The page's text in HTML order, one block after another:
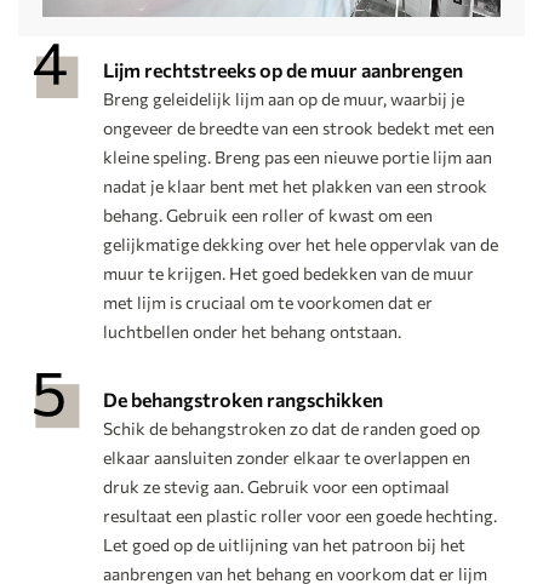
Lijm rechtstreeks op de muur aanbrengen
Breng geleidelijk lijm aan op de muur, waarbij je
ongeveer de breedte van een strook bedekt met een
kleine speling. Breng pas een nieuwe portie lijm aan
nadat je klaar bent met het plakken van een strook
behang. Gebruik een roller of kwast om een
gelijkmatige dekking over het hele oppervlak van de
muur te krijgen. Het goed bedekken van de muur
met lijm is cruciaal om te voorkomen dat er
luchtbellen onder het behang ontstaan.
De behangstroken rangschikken
Schik de behangstroken zo dat de randen goed op
elkaar aansluiten zonder elkaar te overlappen en
druk ze stevig aan. Gebruik voor een optimaal
resultaat een plastic roller voor een goede hechting.
Let goed op de uitlijning van het patroon bij het
aanbrengen van het behang en voorkom dat er lijm